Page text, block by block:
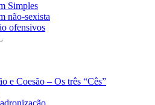
Simples
não-sexista
ofensivos
e Coesão – Os três “Cês”